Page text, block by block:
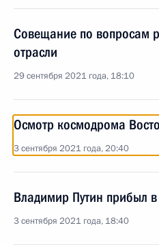
Совещание по вопросам
отрасли
29 сентября 2021 года, 18:10
Осмотр космодрома
3 сентября 2021 года, 20:40
Владимир Путин прибыл
3 сентября 2021 года, 18:40